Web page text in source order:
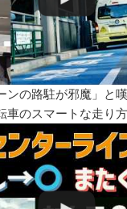
ンの路駐が邪魔」と
車のスマートな走り方